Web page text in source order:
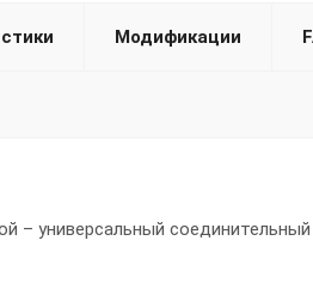
Модификации
– универсальный